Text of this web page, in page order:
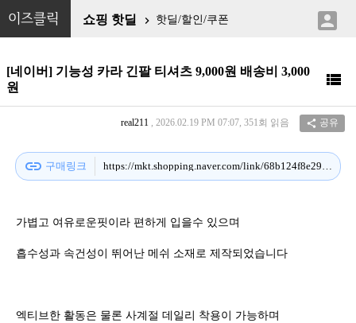
이즈클릭 쇼핑 핫딜  핫딜/할인/쿠폰 
[네이버] 기능성 카라 긴팔 티셔츠 9,000원 배송비 3,000
원

real211 , 2026.02.19 PM 07:07, 351회 읽음  공유
link 구매링크 https://mkt.shopping.naver.com/link/68b124f8e297a522b23ecf37
가볍고 여유로운핏이라 편하게 입을수 있으며
흡수성과 속건성이 뛰어난 메쉬 소재로 제작되었습니다
엑티브한 활동은 물론 사계절 데일리 착용이 가능하며